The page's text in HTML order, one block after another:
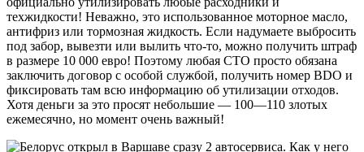
техжидкости! Неважно, это использованное моторное масло,
антифриз или тормозная жидкость. Если надумаете выбросить
под забор, вывезти или вылить что-то, можно получить штраф
в размере 10 000 евро! Поэтому любая СТО просто обязана
заключить договор с особой службой, получить номер BDO и
фиксировать там всю информацию об утилизации отходов.
Хотя деньги за это просят небольшие — 100—110 злотых
ежемесячно, но момент очень важный!